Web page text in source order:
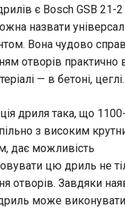
є Bosch GSB 21-2
назвати
Вона чудово
отворів практично
— в бетоні,
дриля така, що
з високим
дає можливість
цю дриль не
отворів. Завдяки
може